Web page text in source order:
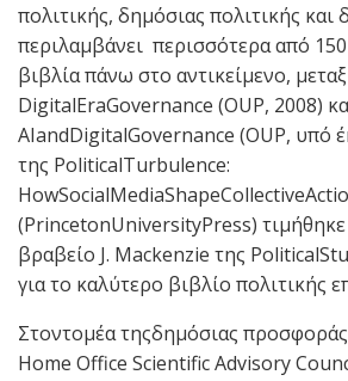
πολιτικής, δημόσιας πολιτικής και
περιλαμβάνει περισσότερα από 150
βιβλία πάνω στο αντικείμενο,
DigitalEraGovernance (OUP, 2008)
AIandDigitalGovernance (OUP, υπό
της PoliticalTurbulence:
(PrincetonUniversityPress)
βραβείο J. Mackenzie της
για το καλύτερο βιβλίο πολιτικής
Στοντομέα τηςδημόσιας
Home Office Scientific Advisory